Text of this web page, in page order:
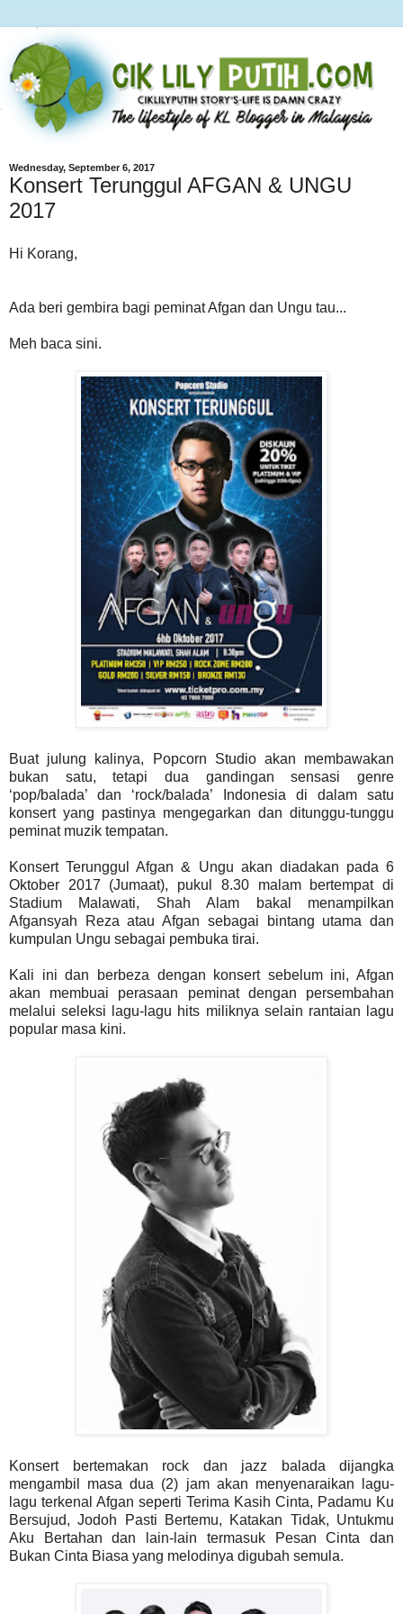
Wednesday, September 6, 2017
Konsert Terunggul AFGAN & UNGU
2017
Hi Korang,
Ada beri gembira bagi peminat Afgan dan Ungu tau...
Meh baca sini.
Buat julung kalinya, Popcorn Studio akan membawakan
bukan satu, tetapi dua gandingan sensasi genre
‘pop/balada’ dan ‘rock/balada’ Indonesia di dalam satu
konsert yang pastinya mengegarkan dan ditunggu-tunggu
peminat muzik tempatan.
Konsert Terunggul Afgan & Ungu akan diadakan pada 6
Oktober 2017 (Jumaat), pukul 8.30 malam bertempat di
Stadium Malawati, Shah Alam bakal menampilkan
Afgansyah Reza atau Afgan sebagai bintang utama dan
kumpulan Ungu sebagai pembuka tirai.
Kali ini dan berbeza dengan konsert sebelum ini, Afgan
akan membuai perasaan peminat dengan persembahan
melalui seleksi lagu-lagu hits miliknya selain rantaian lagu
popular masa kini.
Konsert bertemakan rock dan jazz balada dijangka
mengambil masa dua (2) jam akan menyenaraikan lagu-
lagu terkenal Afgan seperti Terima Kasih Cinta, Padamu Ku
Bersujud, Jodoh Pasti Bertemu, Katakan Tidak, Untukmu
Aku Bertahan dan lain-lain termasuk Pesan Cinta dan
Bukan Cinta Biasa yang melodinya digubah semula.